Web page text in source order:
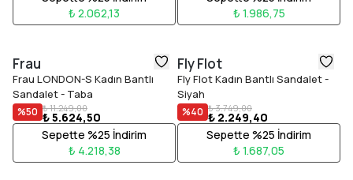
₺ 2.062,13
₺ 1.986,75
Frau
Frau LONDON-S Kadın Bantlı
Sandalet - Taba
%50 ₺ 11.249,00
₺ 5.624,50
Sepette %25 İndirim
₺ 4.218,38
Fly Flot
Fly Flot Kadın Bantlı Sandalet -
Siyah
%40 ₺ 3.749,00
₺ 2.249,40
Sepette %25 İndirim
₺ 1.687,05